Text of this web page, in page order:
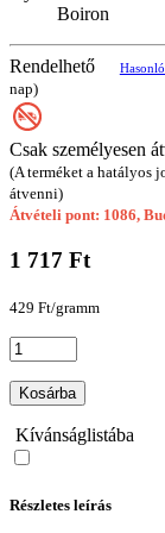
Boiron
Rendelhető
nap)
Csak személyesen
(A terméket a hatályos
átvenni)
Átvételi pont: 1086,
1 717 Ft
429 Ft/gramm
Kosárba
Kívánságlistába
Részletes leírás